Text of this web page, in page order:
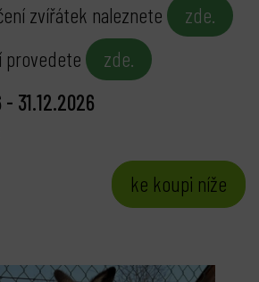
zvířátek naleznete
zde.
provedete
zde.
31.12.2026
ke koupi níže